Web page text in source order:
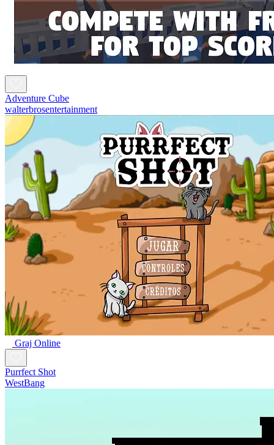
Adventure Cube
walterbrosentertainment
Graj Online
Purrfect Shot
WestBang